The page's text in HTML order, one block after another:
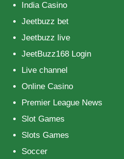
India Casino
Jeetbuzz bet
Jeetbuzz live
JeetBuzz168 Login
Live channel
Online Casino
Premier League News
Slot Games
Slots Games
Soccer